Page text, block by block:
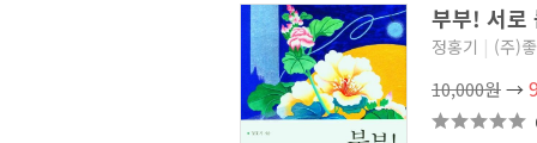
부부! 서로
정홍기 | (주)
10,000원→